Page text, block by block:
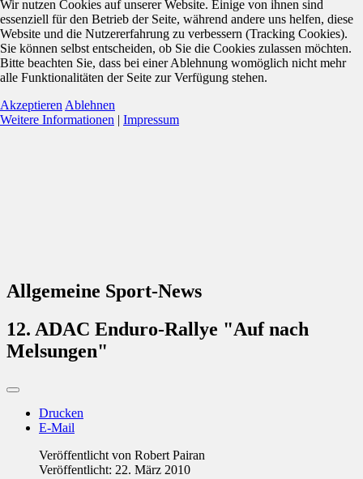
Allgemeine Sport-News
12. ADAC Enduro-Rallye "Auf nach
Melsungen"
Drucken
E-Mail
Veröffentlicht von Robert Pairan
Veröffentlicht: 22. März 2010
Wir nutzen Cookies auf unserer Website. Einige von ihnen sind
essenziell für den Betrieb der Seite, während andere uns helfen, diese
Website und die Nutzererfahrung zu verbessern (Tracking Cookies).
Sie können selbst entscheiden, ob Sie die Cookies zulassen möchten.
Bitte beachten Sie, dass bei einer Ablehnung womöglich nicht mehr
alle Funktionalitäten der Seite zur Verfügung stehen.
Akzeptieren Ablehnen
Weitere Informationen | Impressum